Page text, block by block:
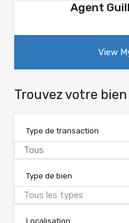
Agent
View
Trouvez votre bien
Type de transaction
Tous
Type de bien
Tous les types
Localisation